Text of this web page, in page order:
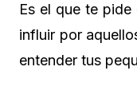
Es el que te
influir por
entender tus